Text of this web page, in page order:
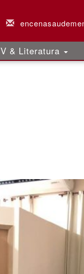
& Literatura